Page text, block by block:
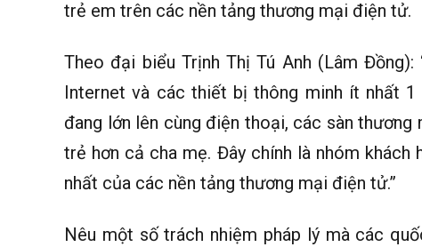
trẻ em trên các nền tảng thương mại điện tử.
Theo đại biểu Trịnh Thị Tú Anh (Lâm
Internet và các thiết bị thông minh ít nhất
đang lớn lên cùng điện thoại, các sàn
trẻ hơn cả cha mẹ. Đây chính là nhóm
nhất của các nền tảng thương mại điện tử.”
Nêu một số trách nhiệm pháp lý mà các